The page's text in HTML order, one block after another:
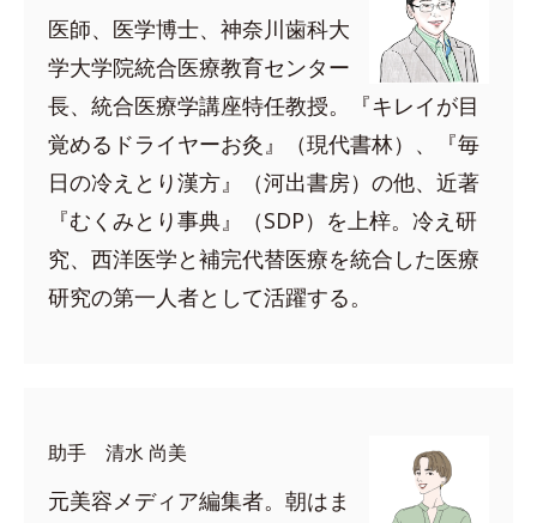
医師、医学博士、神奈川歯科大
学大学院統合医療教育センター
長、統合医療学講座特任教授。『キレイが目
覚めるドライヤーお灸』（現代書林）、『毎
日の冷えとり漢方』（河出書房）の他、近著
『むくみとり事典』（SDP）を上梓。冷え研
究、西洋医学と補完代替医療を統合した医療
研究の第一人者として活躍する。
助手 清水 尚美
元美容メディア編集者。朝はま